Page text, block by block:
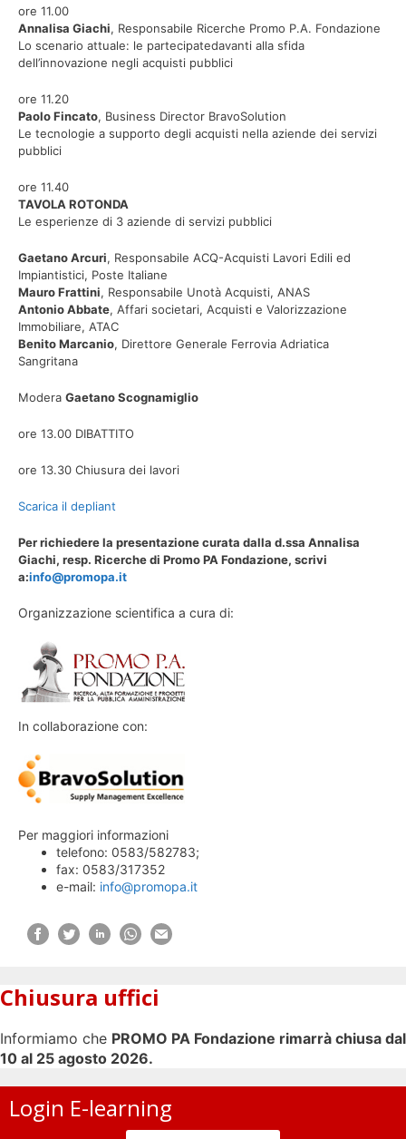
ore 11.00
Annalisa Giachi, Responsabile Ricerche Promo P.A. Fondazione
Lo scenario attuale: le partecipatedavanti alla sfida
dell’innovazione negli acquisti pubblici
ore 11.20
Paolo Fincato, Business Director BravoSolution
Le tecnologie a supporto degli acquisti nella aziende dei servizi
pubblici
ore 11.40
TAVOLA ROTONDA
Le esperienze di 3 aziende di servizi pubblici
Gaetano Arcuri, Responsabile ACQ-Acquisti Lavori Edili ed
Impiantistici, Poste Italiane
Mauro Frattini, Responsabile Unotà Acquisti, ANAS
Antonio Abbate, Affari societari, Acquisti e Valorizzazione
Immobiliare, ATAC
Benito Marcanio, Direttore Generale Ferrovia Adriatica
Sangritana
Modera Gaetano Scognamiglio
ore 13.00 DIBATTITO
ore 13.30 Chiusura dei lavori
Scarica il depliant
Per richiedere la presentazione curata dalla d.ssa Annalisa
Giachi, resp. Ricerche di Promo PA Fondazione, scrivi
a:info@promopa.it
Organizzazione scientifica a cura di:
In collaborazione con:
Per maggiori informazioni
telefono: 0583/582783;
fax: 0583/317352
e-mail: info@promopa.it
Chiusura uffici
Informiamo che PROMO PA Fondazione rimarrà chiusa dal
10 al 25 agosto 2026.
Login E-learning